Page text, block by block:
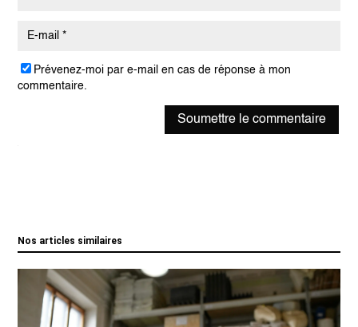
Prévenez-moi par e-mail en cas de réponse à mon
commentaire.
Soumettre le commentaire
Nos articles similaires